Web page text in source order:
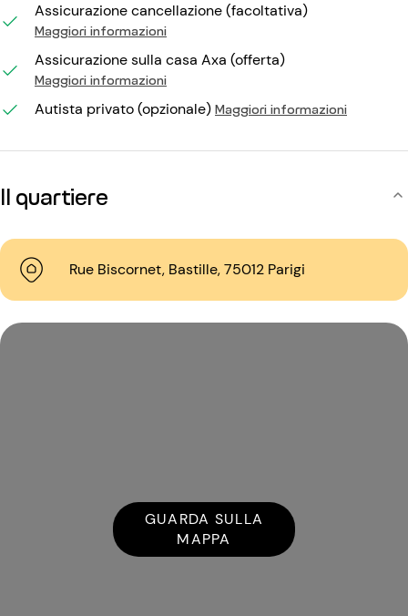
Assicurazione cancellazione (facoltativa)
Maggiori informazioni
Assicurazione sulla casa Axa (offerta)
Maggiori informazioni
Autista privato (opzionale) Maggiori informazioni
Il quartiere
Rue Biscornet, Bastille, 75012 Parigi
GUARDA SULLA
MAPPA